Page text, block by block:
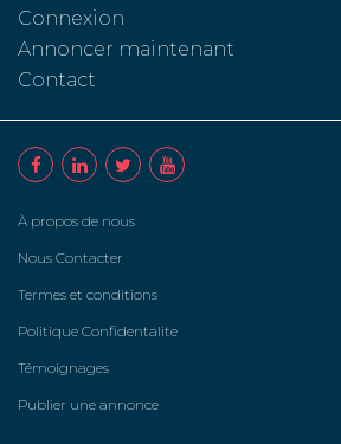
Connexion
Annoncer maintenant
Contact
À propos de nous
Nous Contacter
Termes et conditions
Politique Confidentalite
Témoignages
Publier une annonce